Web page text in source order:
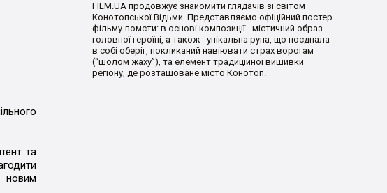
та
новим
FILM.UA продовжує знайомити глядачів зі світом
Конотопської Відьми. Представляємо офіційний постер
фільму-помсти: в основі композиції - містичний образ
головної героїні, а також - унікальна руна, що поєднала
в собі оберіг, покликаний навіювати страх ворогам
(“шолом жаху”), та елемент традиційної вишивки
регіону, де розташоване місто Конотоп.